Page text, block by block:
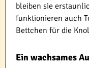
bleiben sie
funktionieren auch
Bettchen für die
Ein wachsames